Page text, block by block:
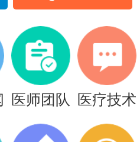
医师团队 医疗技术